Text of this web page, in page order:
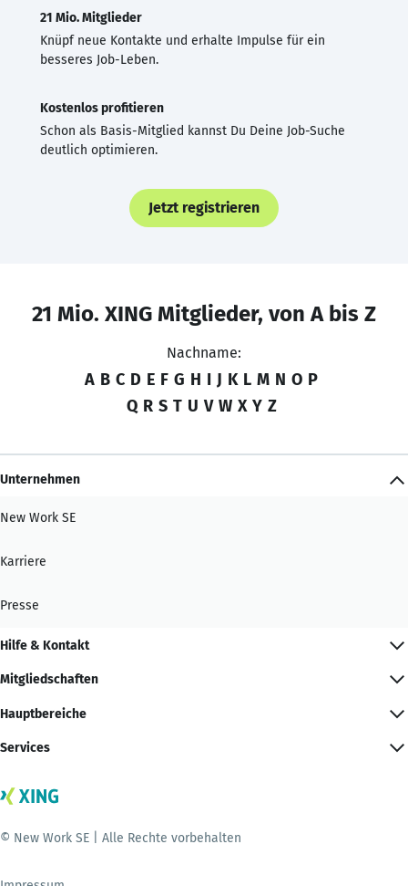
21 Mio. Mitglieder
Knüpf neue Kontakte und erhalte Impulse für ein
besseres Job-Leben.
Kostenlos profitieren
Schon als Basis-Mitglied kannst Du Deine Job-Suche
deutlich optimieren.
Jetzt registrieren
21 Mio. XING Mitglieder, von A bis Z
Nachname:
A B C D E F G H I J K L M N O P
Q R S T U V W X Y Z
Unternehmen
New Work SE
Karriere
Presse
Hilfe & Kontakt
Mitgliedschaften
Hauptbereiche
Services
© New Work SE | Alle Rechte vorbehalten